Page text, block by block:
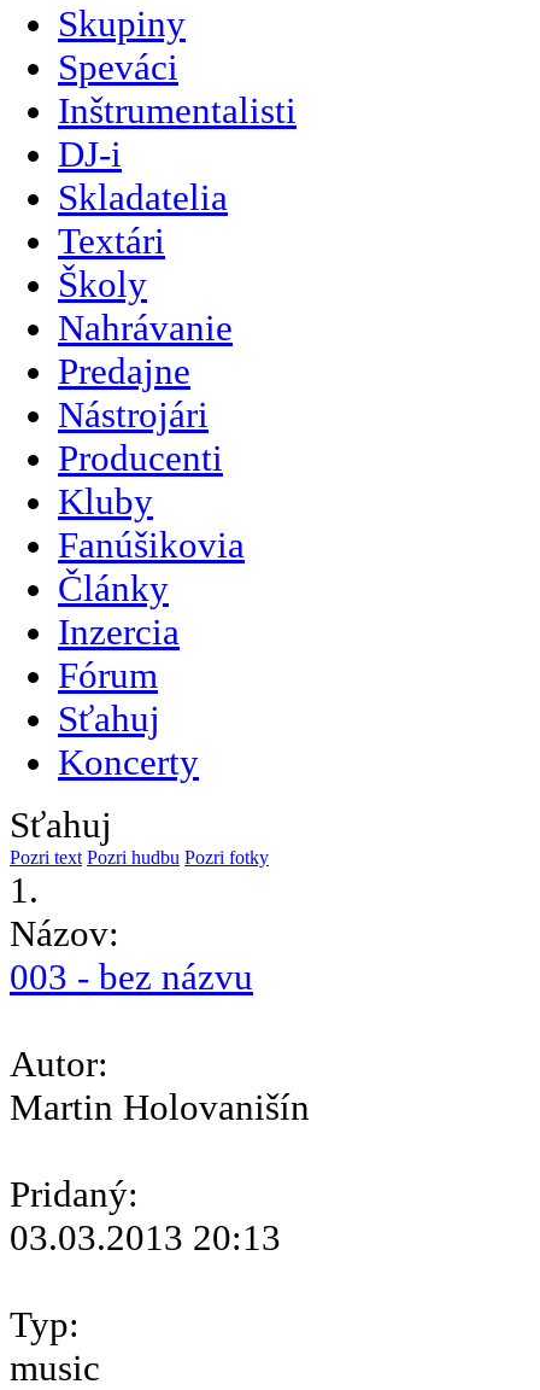
Skupiny
Speváci
Inštrumentalisti
DJ-i
Skladatelia
Textári
Školy
Nahrávanie
Predajne
Nástrojári
Producenti
Kluby
Fanúšikovia
Články
Inzercia
Fórum
Sťahuj
Koncerty
Sťahuj
Pozri text Pozri hudbu Pozri fotky
1.
Názov:
003 - bez názvu
Autor:
Martin Holovanišín
Pridaný:
03.03.2013 20:13
Typ:
music